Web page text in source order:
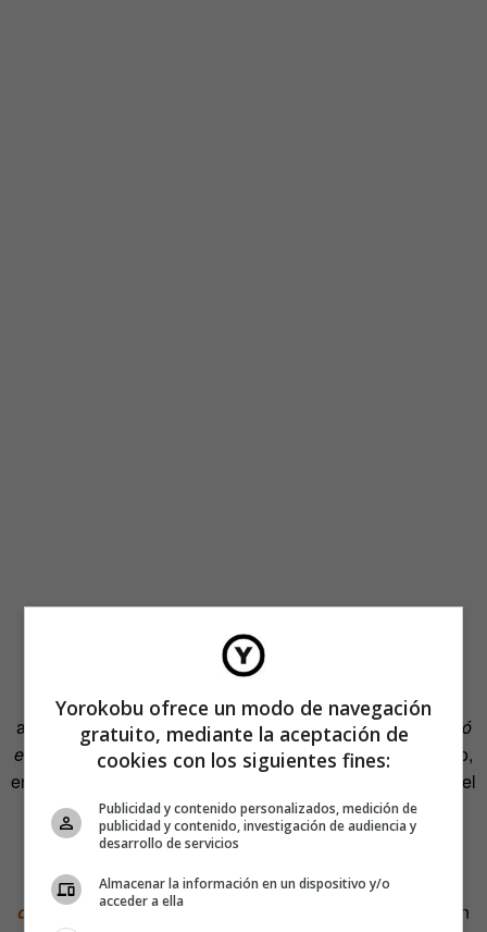
de la RAE, esta
«manifiesta ubicación, bien espacial (
Venezuela), bien temporal ( en verano, en 1983). Indica,
asimismo, el término de un movimiento o un proceso (
Entró
en el salón; Se convirtió en un monstruo); lapsos de tiempo,
en equivalencia con
), y el
tiempo que se tarda en alcanzar algo (En doce horas lo
termino)».
Lo que
no recomienda es el uso deensustituyendo a
dentro de ,después de
que sería lo suyo en
Yorokobu ofrece un modo de navegación
gratuito, mediante la aceptación de
cookies con los siguientes fines:
Publicidad y contenido personalizados, medición de
publicidad y contenido, investigación de audiencia y
desarrollo de servicios
Almacenar la información en un dispositivo y/o
acceder a ella